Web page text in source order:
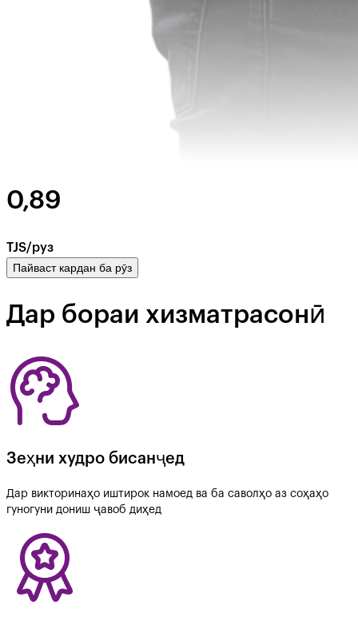
0,89
TJS/руз
Пайваст кардан ба рӯз
Дар бораи хизматрасонӣ
Зеҳни худро бисанҷед
Дар викторинаҳо иштирок намоед ва ба саволҳо аз соҳаҳо
гуногуни дониш ҷавоб диҳед